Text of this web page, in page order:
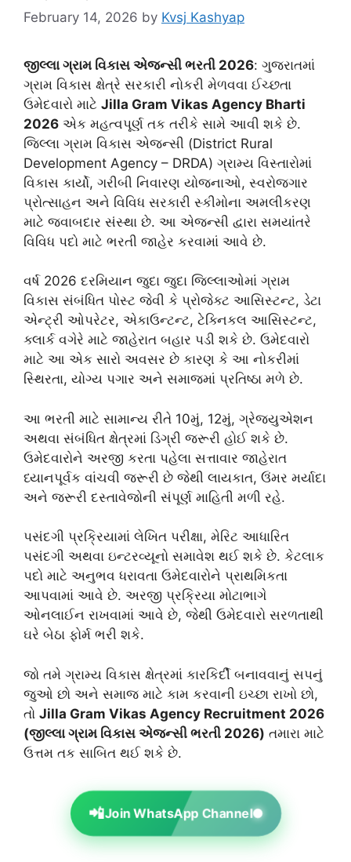
February 14, 2026 by Kvsj Kashyap
જીલ્લા ગ્રામ વિકાસ એજન્સી ભરતી 2026: ગુજરાતમાં
ગ્રામ વિકાસ ક્ષેત્રે સરકારી નોકરી મેળવવા ઈચ્છતા
ઉમેદવારો માટે Jilla Gram Vikas Agency Bharti
2026 એક મહત્વપૂર્ણ તક તરીકે સામે આવી શકે છે.
જિલ્લા ગ્રામ વિકાસ એજન્સી (District Rural
Development Agency – DRDA) ગ્રામ્ય વિસ્તારોમાં
વિકાસ કાર્યો, ગરીબી નિવારણ યોજનાઓ, સ્વરોજગાર
પ્રોત્સાહન અને વિવિધ સરકારી સ્કીમોના અમલીકરણ
માટે જવાબદાર સંસ્થા છે. આ એજન્સી દ્વારા સમયાંતરે
વિવિધ પદો માટે ભરતી જાહેર કરવામાં આવે છે.
વર્ષ 2026 દરમિયાન જુદા જુદા જિલ્લાઓમાં ગ્રામ
વિકાસ સંબંધિત પોસ્ટ જેવી કે પ્રોજેક્ટ આસિસ્ટન્ટ, ડેટા
એન્ટ્રી ઓપરેટર, એકાઉન્ટન્ટ, ટેક્નિકલ આસિસ્ટન્ટ,
ક્લાર્ક વગેરે માટે જાહેરાત બહાર પડી શકે છે. ઉમેદવારો
માટે આ એક સારો અવસર છે કારણ કે આ નોકરીમાં
સ્થિરતા, યોગ્ય પગાર અને સમાજમાં પ્રતિષ્ઠા મળે છે.
આ ભરતી માટે સામાન્ય રીતે 10મું, 12મું, ગ્રેજ્યુએશન
અથવા સંબંધિત ક્ષેત્રમાં ડિગ્રી જરૂરી હોઈ શકે છે.
ઉમેદવારોને અરજી કરતા પહેલા સત્તાવાર જાહેરાત
ધ્યાનપૂર્વક વાંચવી જરૂરી છે જેથી લાયકાત, ઉંમર મર્યાદા
અને જરૂરી દસ્તાવેજોની સંપૂર્ણ માહિતી મળી રહે.
પસંદગી પ્રક્રિયામાં લેખિત પરીક્ષા, મેરિટ આધારિત
પસંદગી અથવા ઇન્ટરવ્યૂનો સમાવેશ થઈ શકે છે. કેટલાક
પદો માટે અનુભવ ધરાવતા ઉમેદવારોને પ્રાથમિકતા
આપવામાં આવે છે. અરજી પ્રક્રિયા મોટાભાગે
ઓનલાઈન રાખવામાં આવે છે, જેથી ઉમેદવારો સરળતાથી
ઘરે બેઠા ફોર્મ ભરી શકે.
જો તમે ગ્રામ્ય વિકાસ ક્ષેત્રમાં કારકિર્દી બનાવવાનું સપનું
જુઓ છો અને સમાજ માટે કામ કરવાની ઇચ્છા રાખો છો,
તો Jilla Gram Vikas Agency Recruitment 2026
(જીલ્લા ગ્રામ વિકાસ એજન્સી ભરતી 2026) તમારા માટે
ઉત્તમ તક સાબિત થઈ શકે છે.
📲Join WhatsApp Channel